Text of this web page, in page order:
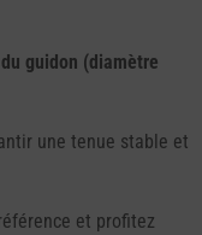
guidon (diamètre
une tenue stable et
et profitez